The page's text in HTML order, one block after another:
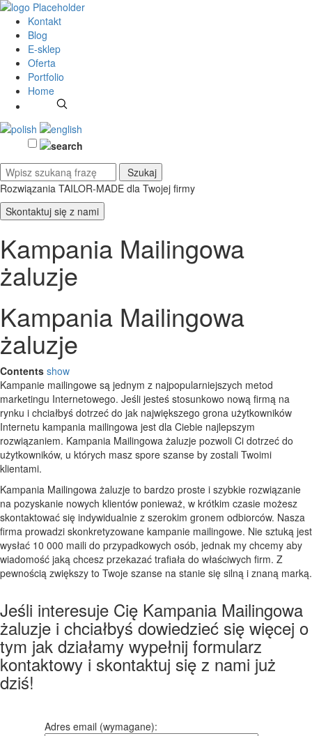
Kontakt
Blog
E-sklep
Oferta
Portfolio
Home
Rozwiązania TAILOR-MADE dla Twojej firmy
Skontaktuj się z nami
Kampania Mailingowa
żaluzje
Kampania Mailingowa
żaluzje
Contents show
Kampanie mailingowe są jednym z najpopularniejszych metod
marketingu Internetowego. Jeśli jesteś stosunkowo nową firmą na
rynku i chciałbyś dotrzeć do jak największego grona użytkowników
Internetu kampania mailingowa jest dla Ciebie najlepszym
rozwiązaniem. Kampania Mailingowa żaluzje pozwoli Ci dotrzeć do
użytkowników, u których masz spore szanse by zostali Twoimi
klientami.
Kampania Mailingowa żaluzje to bardzo proste i szybkie rozwiązanie
na pozyskanie nowych klientów ponieważ, w krótkim czasie możesz
skontaktować się indywidualnie z szerokim gronem odbiorców. Nasza
firma prowadzi skonkretyzowane kampanie mailingowe. Nie sztuką jest
wysłać 10 000 maili do przypadkowych osób, jednak my chcemy aby
wiadomość jaką chcesz przekazać trafiała do właściwych firm. Z
pewnością zwiększy to Twoje szanse na stanie się silną i znaną marką.
Jeśli interesuje Cię Kampania Mailingowa
żaluzje i chciałbyś dowiedzieć się więcej o
tym jak działamy wypełnij formularz
kontaktowy i skontaktuj się z nami już
dziś!
Adres email (wymagane):